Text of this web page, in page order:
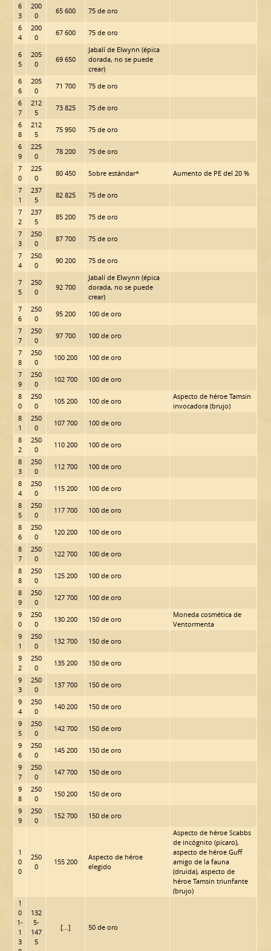
6
3
200
0
65 600
75 de oro
6
4
200
0
67 600 75 de oro
6
5
205
0
69 650
Jabalí de Elwynn (épica
dorada, no se puede
crear)
6
6
205
0
71 700
75 de oro
6
7
212
5
73 825
75 de oro
6
8
212
5
75 950
75 de oro
6
9
225
0
78 200
75 de oro
7
0
225
0
80 450 Sobre estándar*
Aumento de PE del 20 %
7
1
237
5
82 825
75 de oro
7
2
237
5
85 200
75 de oro
7
3
250
0
87 700
75 de oro
7
4
250
0
90 200 75 de oro
7
5
250
0
92 700
Jabalí de Elwynn (épica
dorada, no se puede
crear)
7
6
250
0
95 200
100 de oro
7
7
250
0
97 700
100 de oro
7
8
250
0
100 200
100 de oro
7
9
250
0
102 700
100 de oro
8
0
250
0
105 200 100 de oro
Aspecto de héroe Tamsin
invocadora (brujo)
8
1
250
0
107 700
100 de oro
8
2
250
0
110 200
100 de oro
8
3
250
0
112 700
100 de oro
8
4
250
0
115 200
100 de oro
8
5
250
0
117 700
100 de oro
8
6
250
0
120 200
100 de oro
8
7
250
0
122 700
100 de oro
8
8
250
0
125 200
100 de oro
8
9
250
0
127 700
100 de oro
9
0
250
0
130 200 150 de oro
Moneda cosmética de
Ventormenta
9
1
250
0
132 700
150 de oro
9
2
250
0
135 200
150 de oro
9
3
250
0
137 700
150 de oro
9
4
250
0
140 200
150 de oro
9
5
250
0
142 700
150 de oro
9
6
250
0
145 200
150 de oro
9
7
250
0
147 700
150 de oro
9
8
250
0
150 200
150 de oro
9
9
250
0
152 700 150 de oro
1
0
0
250
0
155 200
Aspecto de héroe
elegido
Aspecto de héroe Scabbs
de incógnito (pícaro),
aspecto de héroe Guff
amigo de la fauna
(druida), aspecto de
héroe Tamsin triunfante
(brujo)
1
0
1-
1
3
132
5-
147
5
[…] 50 de oro